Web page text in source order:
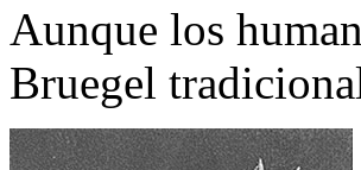
Aunque los
Bruegel